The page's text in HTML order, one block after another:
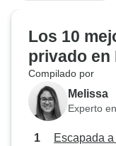
Los 10
privado en
Compilado por
Melissa
Experto
Escapada